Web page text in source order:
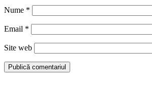
Nume *
Email *
Site web